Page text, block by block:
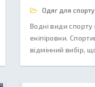
Одяг для спорту
Водні види
екіпіровки.
відмінний вибір,